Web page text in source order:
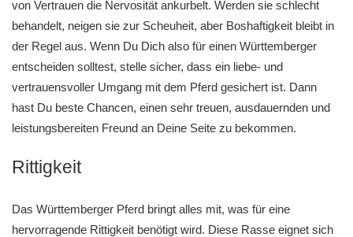
von Vertrauen die Nervosität ankurbelt. Werden sie schlecht
behandelt, neigen sie zur Scheuheit, aber Boshaftigkeit bleibt in
der Regel aus. Wenn Du Dich also für einen Württemberger
entscheiden solltest, stelle sicher, dass ein liebe- und
vertrauensvoller Umgang mit dem Pferd gesichert ist. Dann
hast Du beste Chancen, einen sehr treuen, ausdauernden und
leistungsbereiten Freund an Deine Seite zu bekommen.
Rittigkeit
Das Württemberger Pferd bringt alles mit, was für eine
hervorragende Rittigkeit benötigt wird. Diese Rasse eignet sich